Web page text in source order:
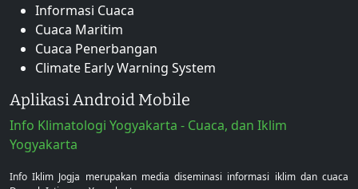
Informasi Cuaca
Cuaca Maritim
Cuaca Penerbangan
Climate Early Warning System
Aplikasi Android Mobile
Info Klimatologi Yogyakarta - Cuaca, dan Iklim
Yogyakarta
Info Iklim Jogja merupakan media diseminasi informasi iklim dan cuaca